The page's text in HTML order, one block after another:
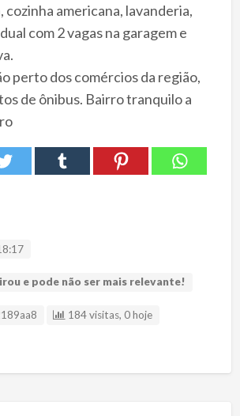
cozinha americana, lavanderia,
com 2 vagas na garagem e
perto dos comércios da região,
de ônibus. Bairro tranquilo a
e pode não ser mais relevante!
184 visitas, 0 hoje